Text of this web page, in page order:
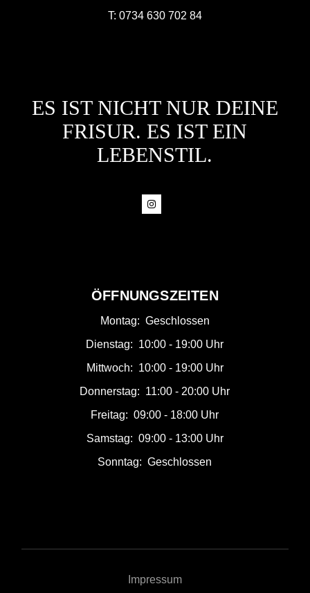
T: 0734 630 702 84
ES IST NICHT NUR DEINE
FRISUR. ES IST EIN
LEBENSTIL.
ÖFFNUNGSZEITEN
Montag: Geschlossen
Dienstag: 10:00 - 19:00 Uhr
Mittwoch: 10:00 - 19:00 Uhr
Donnerstag: 11:00 - 20:00 Uhr
Freitag: 09:00 - 18:00 Uhr
Samstag: 09:00 - 13:00 Uhr
Sonntag: Geschlossen
Impressum